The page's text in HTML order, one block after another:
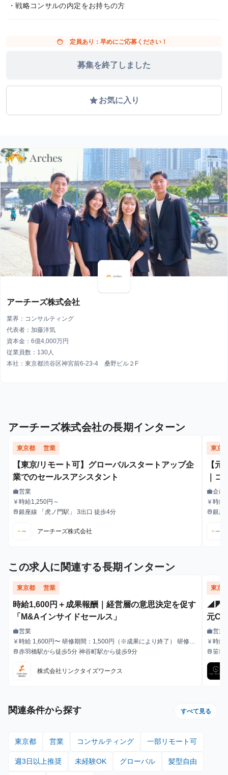
・戦略コンサルの内定をお持ちの方
face 定員あり：早めにご応募ください！
募集を終了しました
gradeお気に入り
アーチーズ株式会社
業界：コンサルティング
代表者：加藤洋気
資本金：6億4,000万円
従業員数：130人
本社：東京都渋谷区神宮前6-23-4 桑野ビル２F
アーチーズ株式会社の長期インターン
東京都 営業
【東京/リモート可】グローバルスタートアップ企
業でのセールスアシスタント
職種
work営業
給与
currency_yen時給1,250円～
最寄駅
train銀座線 「虎ノ門駅」 3出口 徒歩4分
アーチーズ株式会社
東京
【
｜
職種
work企画
給与
currency_yen時給
最寄駅
train銀座
この求人に関連する長期インターン
東京都 営業
時給1,600円＋成果報酬｜経営層の意思決定を促す
「M&Aインサイドセールス」
職種
work営業
給与
currency_yen時給 1,600円〜 研修期間：1,500円（※成果により終了） 研修終
了後：1,600円～ ＼アポ獲得によるインセンティブあり／ 1件〜1
はリセットされます 給与モデル ■月48時間稼働、アポ10件の場
合：176,800円 内訳：48時間×時給1,600円＋10件×インセンティ
最寄駅
train赤羽橋駅から徒歩5分 神谷町駅から徒歩9分
株式会社リンクタイズワークス
東京
元
ル・
職種
work営業
給与
currency_yen時給
最寄駅
train笹塚
関連条件から探す すべて見る
東京都 営業 コンサルティング 一部リモート可
週3日以上推奨 未経験OK グローバル 髪型自由